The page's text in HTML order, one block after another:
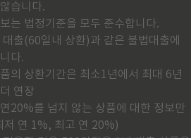
습니다.
는 법정기준을 모두 준수합니다.
출(60일내 상환)과 같은 불법대출에
다.
의 상환기간은 최소1년에서 최대 6년
연장
20%를 넘지 않는 상품에 대한 정보만
저 연 1%, 최고 연 20%)